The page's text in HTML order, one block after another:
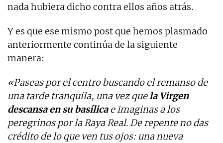
nada hubiera dicho contra ellos años atrás.
Y es que ese mismo post que hemos plasmado
anteriormente continúa de la siguiente
manera:
«Paseas por el centro buscando el remanso de
una tarde tranquila, una vez quela Virgen
descansa en su basílicae imaginas a los
peregrinos por la Raya Real. De repente no das
crédito de lo que ven tus ojos: una nueva